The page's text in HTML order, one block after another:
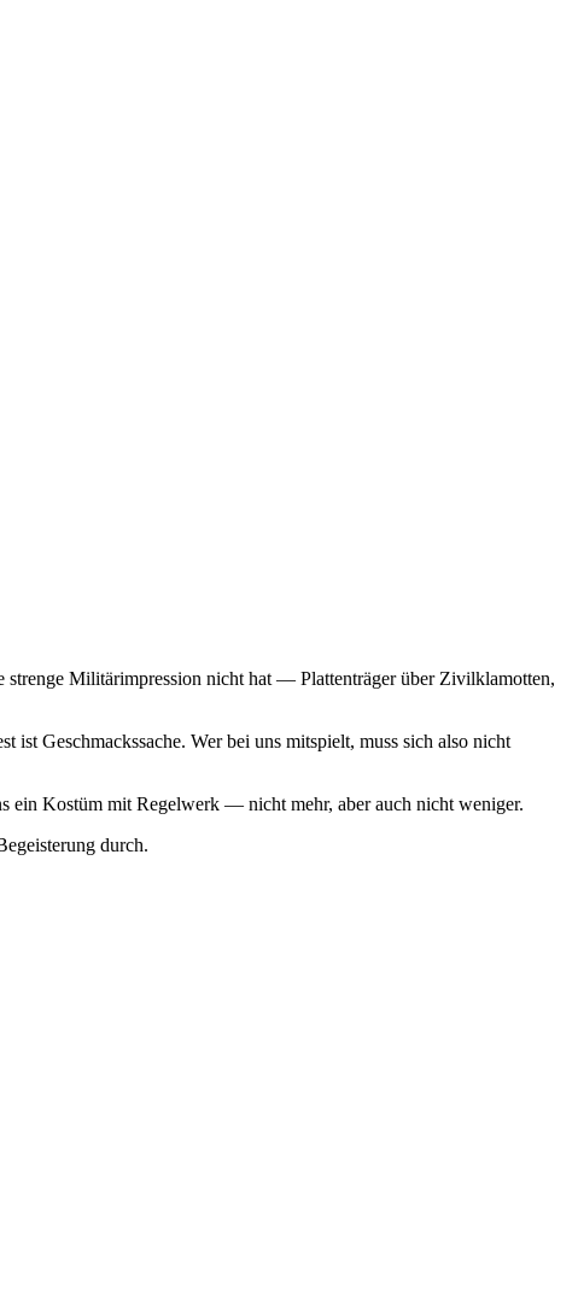
strenge Militärimpression nicht hat — Plattenträger über Zivilklamotten,
Geschmackssache. Wer bei uns mitspielt, muss sich also nicht
ein Kostüm mit Regelwerk — nicht mehr, aber auch nicht weniger.
durch.